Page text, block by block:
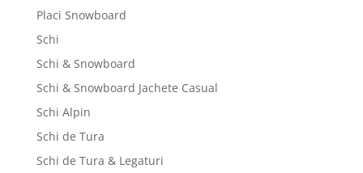
Placi Snowboard
Schi
Schi & Snowboard
Schi & Snowboard Jachete Casual
Schi Alpin
Schi de Tura
Schi de Tura & Legaturi